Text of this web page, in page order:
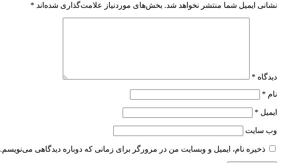
نشانی ایمیل شما منتشر نخواهد شد. بخش‌های موردنیاز علامت‌گذاری شده‌اند *
دیدگاه *
نام *
ایمیل *
وب‌ سایت
ذخیره نام، ایمیل و وبسایت من در مرورگر برای زمانی که دوباره دیدگاهی می‌نویسم.